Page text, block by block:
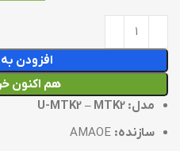
افزودن
هم اکنون
مدل: U-MTK2 – MTK2
سازنده: